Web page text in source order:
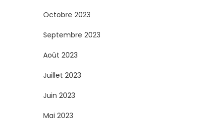
Octobre 2023
Septembre 2023
Août 2023
Juillet 2023
Juin 2023
Mai 2023